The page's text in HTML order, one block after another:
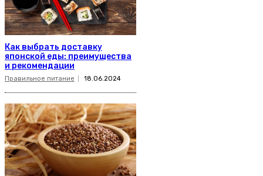
Как выбрать доставку
японской еды: преимущества
и рекомендации
Правильное питание 18.06.2024